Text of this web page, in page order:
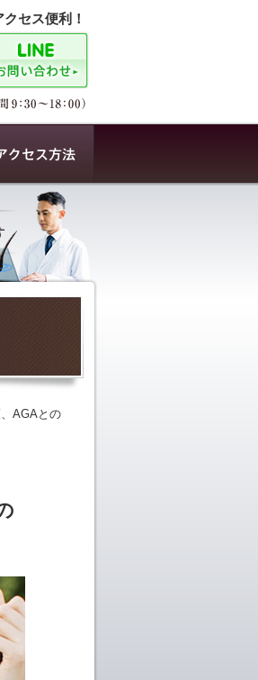
セス便利！
AGAとの